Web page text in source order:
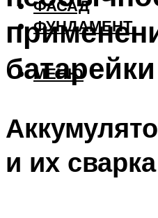
ФАСАД
ФУНДАМЕНТ
МЕНЮ
батарейки
и их сварка